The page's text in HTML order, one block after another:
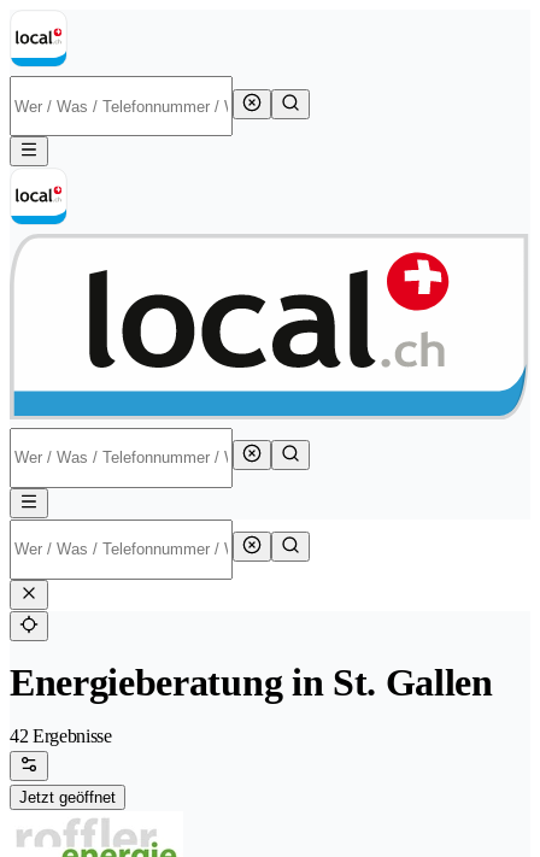
Energieberatung in St. Gallen
42 Ergebnisse
Jetzt geöffnet